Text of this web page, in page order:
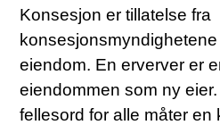
Konsesjon er tillatelse fra
eiendom. En erverver er
eiendommen som ny
fellesord for alle måter en